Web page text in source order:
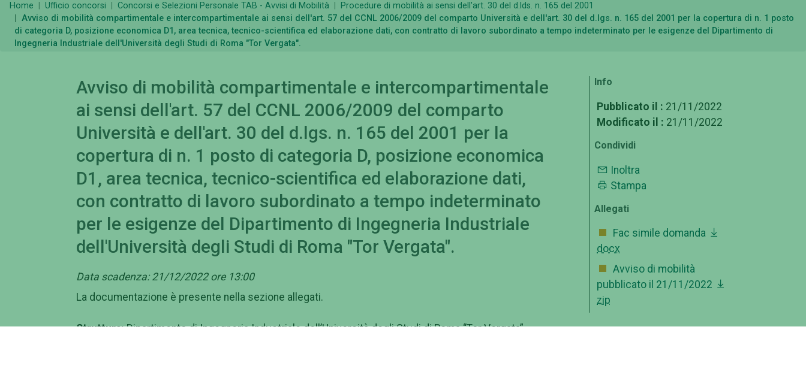
Home Ufficio concorsi Concorsi e Selezioni Personale TAB - Avvisi di Mobilità
Procedure di mobilità ai sensi dell'art. 30 del d.lds. n. 165 del 2001
Avviso di mobilità compartimentale e intercompartimentale ai sensi dell'art. 57 del CCNL 2006/2009 del comparto Università e dell'art. 30 del d.lgs. n. 165 del 2001 per la copertura di n. 1 posto
di categoria D, posizione economica D1, area tecnica, tecnico-scientifica ed elaborazione dati, con contratto di lavoro subordinato a tempo indeterminato per le esigenze del Dipartimento di
Ingegneria Industriale dell'Università degli Studi di Roma "Tor Vergata".
Avviso di mobilità compartimentale e intercompartimentale
ai sensi dell'art. 57 del CCNL 2006/2009 del comparto
Università e dell'art. 30 del d.lgs. n. 165 del 2001 per la
copertura di n. 1 posto di categoria D, posizione economica
D1, area tecnica, tecnico-scientifica ed elaborazione dati,
con contratto di lavoro subordinato a tempo indeterminato
per le esigenze del Dipartimento di Ingegneria Industriale
dell'Università degli Studi di Roma "Tor Vergata".
Data scadenza: 21/12/2022 ore 13:00
La documentazione è presente nella sezione allegati.
Struttura:Dipartimento di Ingegneria Industriale dell’Università degli Studi di Roma “Tor Vergata”
Info
Pubblicato il : 21/11/2022
Modificato il : 21/11/2022
Condividi
Inoltra
Stampa
Allegati
Fac simile domanda
docx
Avviso di mobilità
pubblicato il 21/11/2022
zip